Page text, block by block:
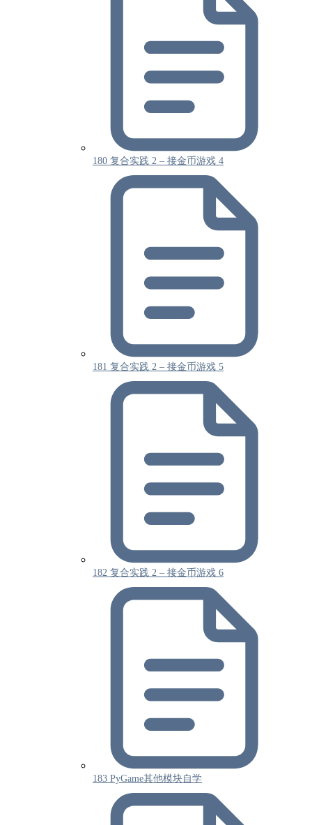
180 复合实践 2 – 接金币游戏 4
181 复合实践 2 – 接金币游戏 5
182 复合实践 2 – 接金币游戏 6
183 PyGame其他模块自学